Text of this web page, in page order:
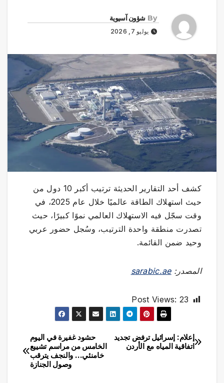
By شؤون آسيوية
يوليو 7, 2026
كشف أحد التقارير الحديثة ترتيب أكبر 10 دول من
حيث استهلاك الطاقة عالميًا خلال عام 2025، في
وقت سجّل فيه الاستهلاك العالمي نموًا كبيرًا، حيث
تصدرت منطقة واحدة الترتيب، وسُجل حضور عربي
وحيد ضمن القائمة.
المصدر:sarabic.ae
Post Views: 23
تصفّح
حشود غفيرة في اليوم
الخامس من مراسم تشييع
خامنئي… والنجف يترقب
وصول الجنازة
إعلام: إسرائيل ترفض تجديد
اتفاقية المياه مع الأردن